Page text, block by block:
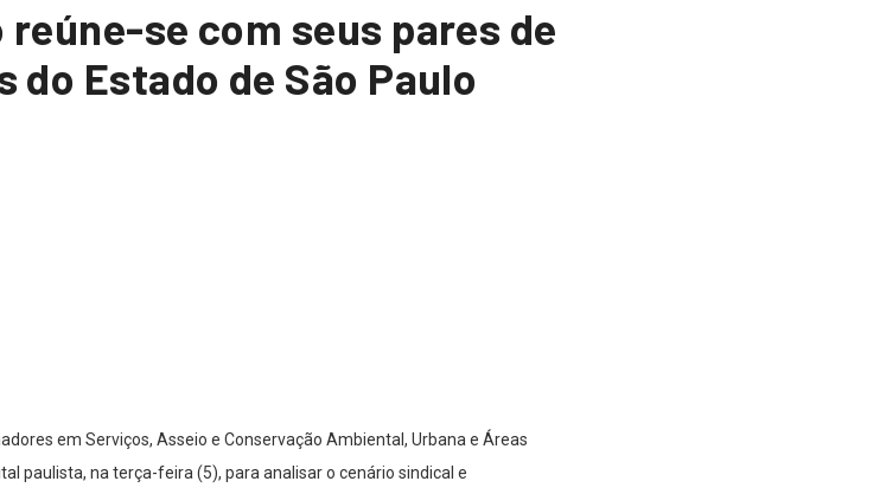
se com seus pares de
Estado de São Paulo
em Serviços, Asseio e Conservação Ambiental, Urbana e Áreas
paulista, na terça-feira (5), para analisar o cenário sindical e